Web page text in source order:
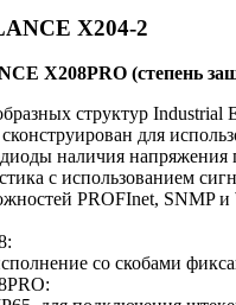
X204-2
X208PRO (степень
структур
для
наличия
с использованием
PROFInet, SNMP и
со скобами